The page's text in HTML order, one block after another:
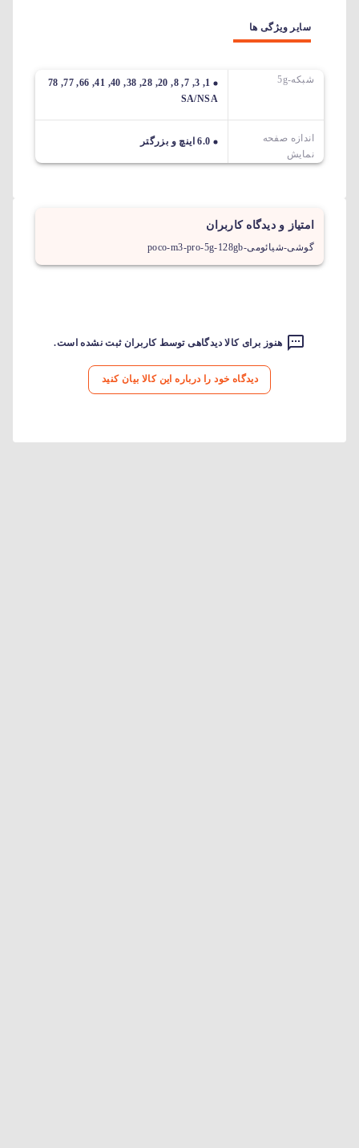
سایر ویژگی ها
شبکه-5g
1, 3, 7, 8, 20, 28, 38, 40, 41, 66, 77, 78
SA/NSA
اندازه صفحه
نمایش
6.0 اینچ و بزرگتر
امتیاز و دیدگاه کاربران
گوشی-شیائومی-poco-m3-pro-5g-128gb
هنوز برای کالا دیدگاهی توسط کاربران ثبت نشده است.
دیدگاه خود را درباره این کالا بیان کنید